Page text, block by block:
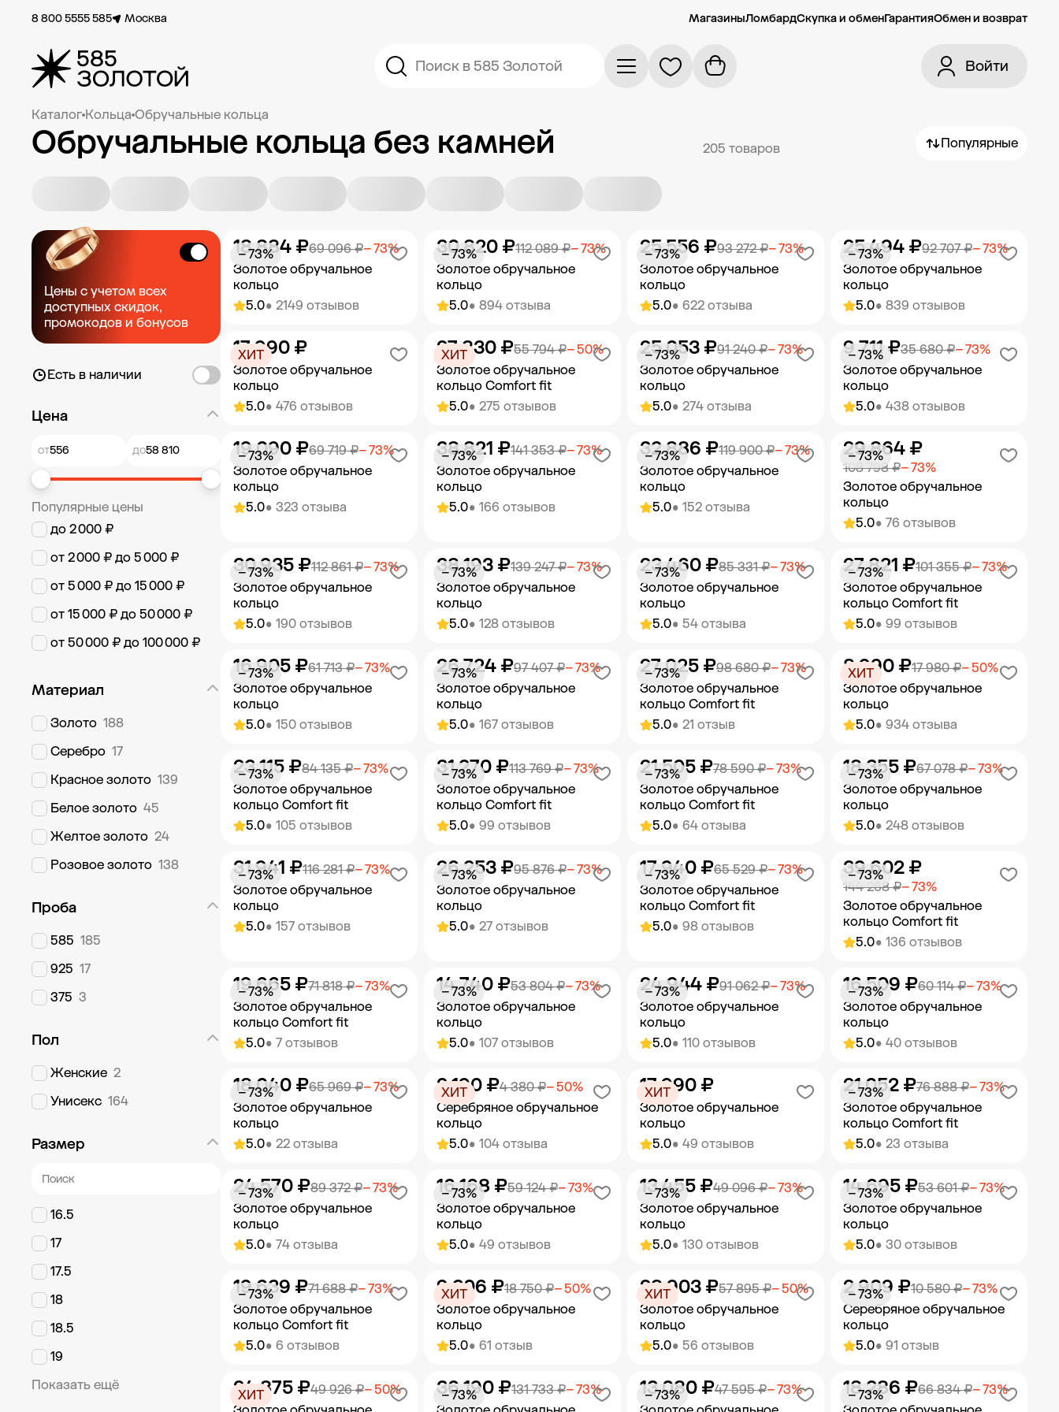
8 800 5555 585 Москва МагазиныЛомбардСкупка и обменГарантияОбмен и возврат
Поиск в 585 Золотой Войти
Каталог Кольца Обручальные кольца
Обручальные кольца без камней 205 товаров Популярные
Цены с учетом всех
доступных скидок,
промокодов и бонусов
Есть в наличии
Цена
от до
Популярные цены
до 2 000 ₽
от 2 000 ₽ до 5 000 ₽
от 5 000 ₽ до 15 000 ₽
от 15 000 ₽ до 50 000 ₽
от 50 000 ₽ до 100 000 ₽
Материал
Золото 188
Серебро 17
Красное золото 139
Белое золото 45
Желтое золото 24
Розовое золото 138
Проба
585 185
925 17
375 3
Пол
Женские 2
Унисекс 164
Размер
16.5
17
17.5
18
18.5
19
Показать ещё
5.0• 2149 отзывов
Золотое обручальное
кольцо
69 096 ₽− 73%
18 884 ₽
− 73%
Добавить в корзину
5.0• 894 отзыва
Золотое обручальное
кольцо
112 089 ₽− 73%
30 820 ₽
− 73%
Добавить в корзину
5.0• 622 отзыва
Золотое обручальное
кольцо
93 272 ₽− 73%
25 556 ₽
− 73%
Добавить в корзину
5.0• 839 отзывов
Золотое обручальное
кольцо
92 707 ₽− 73%
25 494 ₽
− 73%
Добавить в корзину
5.0• 476 отзывов
Золотое обручальное
кольцо
17 990 ₽
ХИТ
Добавить в корзину
5.0• 275 отзывов
Золотое обручальное
кольцо Comfort fit
55 794 ₽− 50%
27 830 ₽
ХИТ
Добавить в корзину
5.0• 274 отзыва
Золотое обручальное
кольцо
91 240 ₽− 73%
25 053 ₽
− 73%
Добавить в корзину
5.0• 438 отзывов
Золотое обручальное
кольцо
35 680 ₽− 73%
9 711 ₽
− 73%
Добавить в корзину
5.0• 323 отзыва
Золотое обручальное
кольцо
69 719 ₽− 73%
19 090 ₽
− 73%
Добавить в корзину
5.0• 166 отзывов
Золотое обручальное
кольцо
141 353 ₽− 73%
38 821 ₽
− 73%
Добавить в корзину
5.0• 152 отзыва
Золотое обручальное
кольцо
119 900 ₽− 73%
32 886 ₽
− 73%
Добавить в корзину
5.0• 76 отзывов
Золотое обручальное
кольцо
108 798 ₽− 73%
29 864 ₽
− 73%
Добавить в корзину
5.0• 190 отзывов
Золотое обручальное
кольцо
112 861 ₽− 73%
30 935 ₽
− 73%
Добавить в корзину
5.0• 128 отзывов
Золотое обручальное
кольцо
139 247 ₽− 73%
38 193 ₽
− 73%
Добавить в корзину
5.0• 54 отзыва
Золотое обручальное
кольцо
85 331 ₽− 73%
23 460 ₽
− 73%
Добавить в корзину
5.0• 99 отзывов
Золотое обручальное
кольцо Comfort fit
101 355 ₽− 73%
27 821 ₽
− 73%
Добавить в корзину
5.0• 150 отзывов
Золотое обручальное
кольцо
61 713 ₽− 73%
16 905 ₽
− 73%
Добавить в корзину
5.0• 167 отзывов
Золотое обручальное
кольцо
97 407 ₽− 73%
26 724 ₽
− 73%
Добавить в корзину
5.0• 21 отзыв
Золотое обручальное
кольцо Comfort fit
98 680 ₽− 73%
27 025 ₽
− 73%
Добавить в корзину
5.0• 934 отзыва
Золотое обручальное
кольцо
17 980 ₽− 50%
8 990 ₽
ХИТ
Добавить в корзину
5.0• 105 отзывов
Золотое обручальное
кольцо Comfort fit
84 135 ₽− 73%
23 115 ₽
− 73%
Добавить в корзину
5.0• 99 отзывов
Золотое обручальное
кольцо Comfort fit
113 769 ₽− 73%
31 270 ₽
− 73%
Добавить в корзину
5.0• 64 отзыва
Золотое обручальное
кольцо Comfort fit
78 590 ₽− 73%
21 505 ₽
− 73%
Добавить в корзину
5.0• 248 отзывов
Золотое обручальное
кольцо
67 078 ₽− 73%
18 355 ₽
− 73%
Добавить в корзину
5.0• 157 отзывов
Золотое обручальное
кольцо
116 281 ₽− 73%
31 941 ₽
− 73%
Добавить в корзину
5.0• 27 отзывов
Золотое обручальное
кольцо
95 876 ₽− 73%
26 253 ₽
− 73%
Добавить в корзину
5.0• 98 отзывов
Золотое обручальное
кольцо Comfort fit
65 529 ₽− 73%
17 940 ₽
− 73%
Добавить в корзину
5.0• 136 отзывов
Золотое обручальное
кольцо Comfort fit
144 268 ₽− 73%
39 602 ₽
− 73%
Добавить в корзину
5.0• 7 отзывов
Золотое обручальное
кольцо Comfort fit
71 818 ₽− 73%
19 665 ₽
− 73%
Добавить в корзину
5.0• 107 отзывов
Золотое обручальное
кольцо
53 804 ₽− 73%
14 740 ₽
− 73%
Добавить в корзину
5.0• 110 отзывов
Золотое обручальное
кольцо
91 062 ₽− 73%
24 944 ₽
− 73%
Добавить в корзину
5.0• 40 отзывов
Золотое обручальное
кольцо
60 114 ₽− 73%
16 509 ₽
− 73%
Добавить в корзину
5.0• 22 отзыва
Золотое обручальное
кольцо
65 969 ₽− 73%
18 040 ₽
− 73%
Добавить в корзину
5.0• 104 отзыва
Серебряное обручальное
кольцо
4 380 ₽− 50%
2 190 ₽
ХИТ
Добавить в корзину
5.0• 49 отзывов
Золотое обручальное
кольцо
17 990 ₽
ХИТ
Добавить в корзину
5.0• 23 отзыва
Золотое обручальное
кольцо Comfort fit
76 888 ₽− 73%
21 052 ₽
− 73%
Добавить в корзину
5.0• 74 отзыва
Золотое обручальное
кольцо
89 372 ₽− 73%
24 570 ₽
− 73%
Добавить в корзину
5.0• 49 отзывов
Золотое обручальное
кольцо
59 124 ₽− 73%
16 168 ₽
− 73%
Добавить в корзину
5.0• 130 отзывов
Золотое обручальное
кольцо
49 096 ₽− 73%
13 455 ₽
− 73%
Добавить в корзину
5.0• 30 отзывов
Золотое обручальное
кольцо
53 601 ₽− 73%
14 695 ₽
− 73%
Добавить в корзину
5.0• 6 отзывов
Золотое обручальное
кольцо Comfort fit
71 688 ₽− 73%
19 639 ₽
− 73%
Добавить в корзину
5.0• 61 отзыв
Золотое обручальное
кольцо
18 750 ₽− 50%
9 306 ₽
ХИТ
Добавить в корзину
5.0• 56 отзывов
Золотое обручальное
кольцо
57 895 ₽− 50%
28 903 ₽
ХИТ
Добавить в корзину
5.0• 91 отзыв
Серебряное обручальное
кольцо
10 580 ₽− 73%
2 909 ₽
− 73%
Добавить в корзину
49 926 ₽− 50%
24 875 ₽
ХИТ 131 733 ₽− 73%
36 190 ₽
− 73% 47 595 ₽− 73%
13 080 ₽
− 73% 66 834 ₽− 73%
18 286 ₽
− 73%